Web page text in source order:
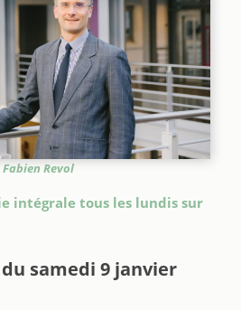
Fabien Revol
intégrale tous les lundis sur
du samedi 9 janvier